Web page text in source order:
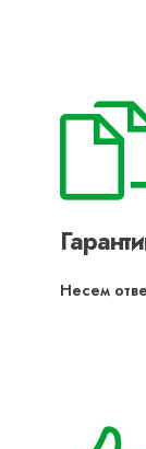
Несем